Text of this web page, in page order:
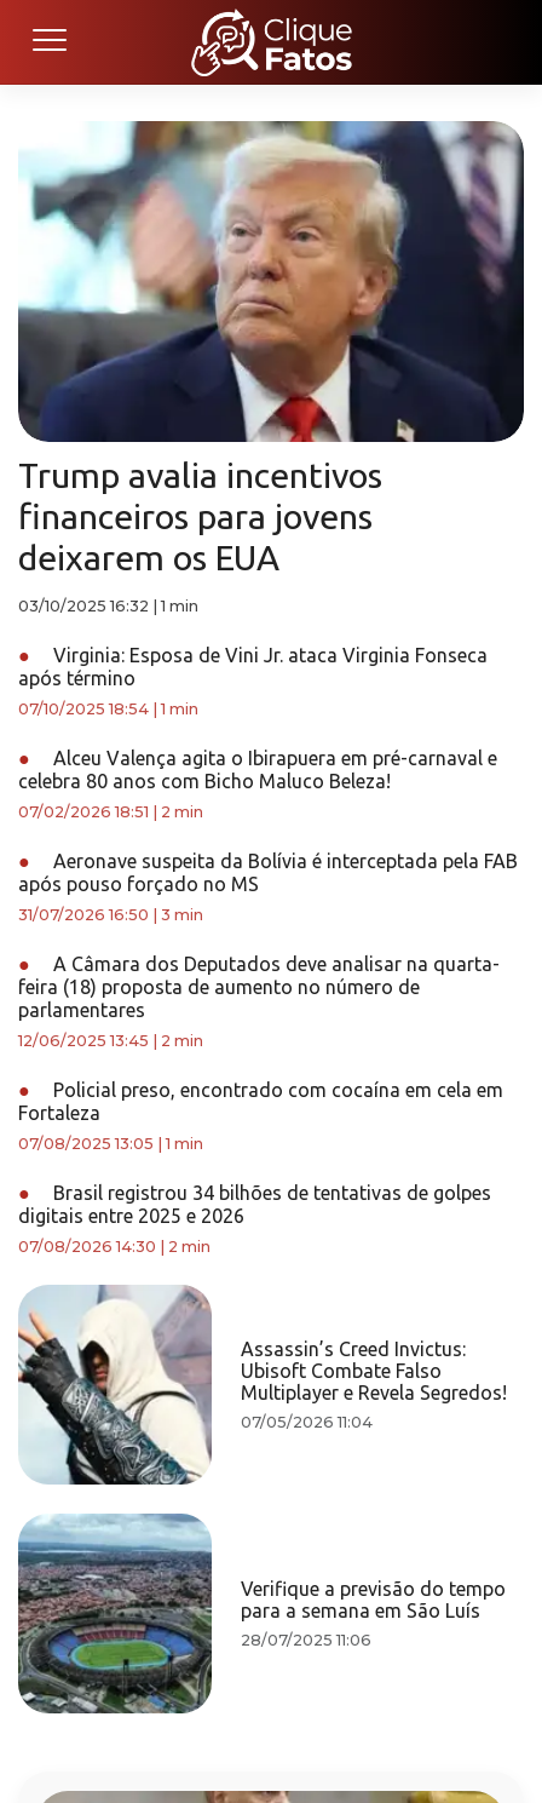
Trump avalia incentivos
financeiros para jovens
deixarem os EUA
03/10/2025 16:32 |1 min
●
Virginia: Esposa de Vini Jr. ataca Virginia Fonseca
após término
07/10/2025 18:54 |1 min
●
Alceu Valença agita o Ibirapuera em pré-carnaval e
celebra 80 anos com Bicho Maluco Beleza!
07/02/2026 18:51 2 min
●
Aeronave suspeita da Bolívia é interceptada pela FAB
após pouso forçado no MS
31/07/2026 16:50 3 min
●
A Câmara dos Deputados deve analisar na quarta-
feira (18) proposta de aumento no número de
parlamentares
12/06/2025 13:45 2 min
●
Policial preso, encontrado com cocaína em cela em
Fortaleza
07/08/2025 13:05 |1 min
●
Brasil registrou 34 bilhões de tentativas de golpes
digitais entre 2025 e 2026
07/08/2026 14:30 2 min
Assassin’s Creed Invictus:
Ubisoft Combate Falso
Multiplayer e Revela Segredos!
07/05/2026 11:04
Verifique a previsão do tempo
para a semana em São Luís
28/07/2025 11:06